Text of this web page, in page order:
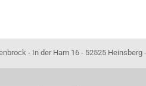
16 - 52525 Heinsberg - Tel.